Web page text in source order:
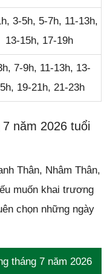
3-5h, 5-7h, 11-13h,
13-15h, 17-19h
7-9h, 11-13h, 13-
19-21h, 21-23h
năm 2026 tuổi
Thân, Nhâm Thân,
muốn khai trương
chọn những ngày
tháng 7 năm 2026